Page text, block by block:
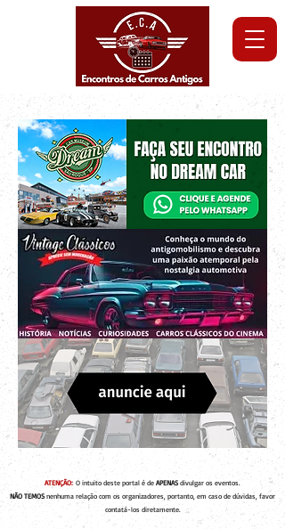
ATENÇÃO: O intuito deste portal é de APENAS divulgar os eventos.
NÃO TEMOS nenhuma relação com os organizadores, portanto, em caso de dúvidas, favor
contatá-los diretamente.